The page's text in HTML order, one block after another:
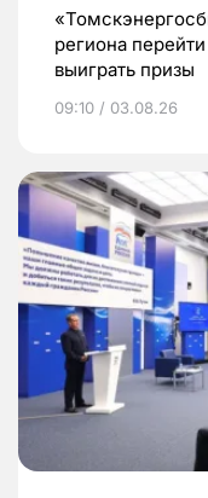
региона
выиграть призы
09:10 / 03.08.26